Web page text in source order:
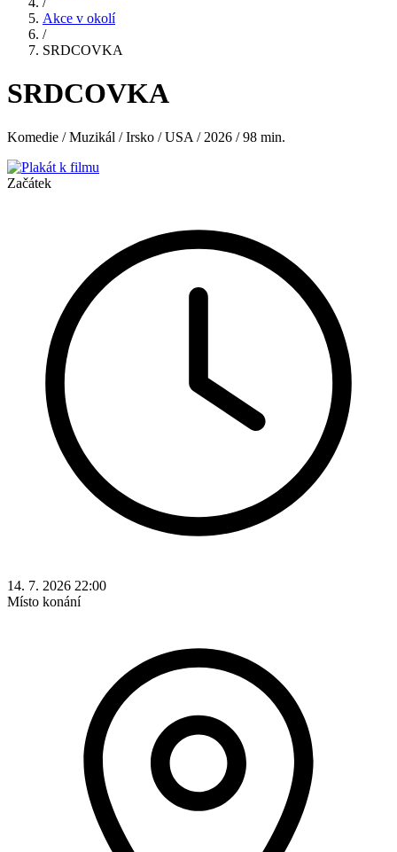
Akce v okolí
/
SRDCOVKA
SRDCOVKA
Komedie / Muzikál / Irsko / USA / 2026 / 98 min.
Začátek
14. 7. 2026 22:00
Místo konání